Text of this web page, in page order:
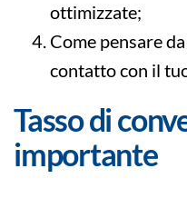
ottimizzate;
Come pensare
contatto con il
Tasso di
importante